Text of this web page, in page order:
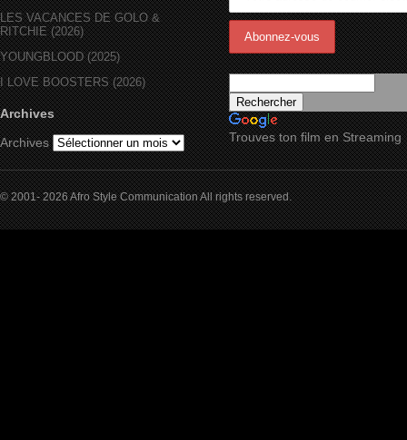
LES VACANCES DE GOLO &
RITCHIE (2026)
YOUNGBLOOD (2025)
I LOVE BOOSTERS (2026)
Archives
Archives
Trouves ton film en Streaming
© 2001- 2026 Afro Style Communication All rights reserved.